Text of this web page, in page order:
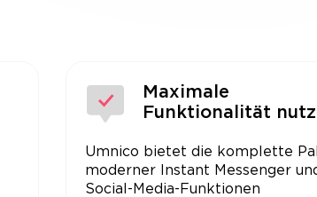
Maximale
Funktionalität
Umnico bietet die komplette
moderner Instant Messenger
Social-Media-Funktionen